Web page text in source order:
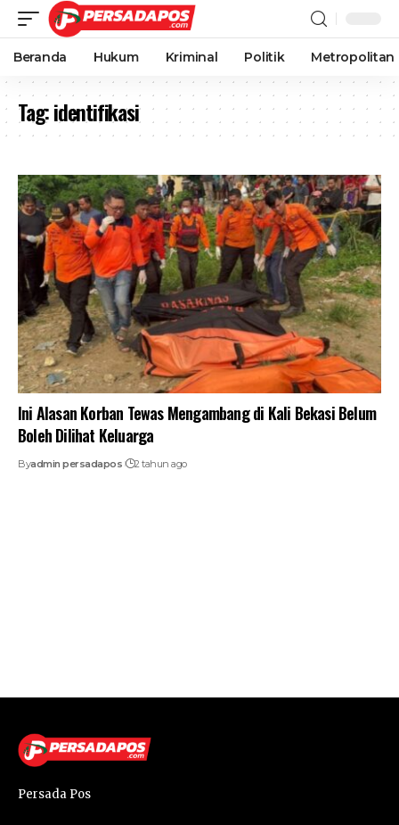
Beranda Hukum Kriminal Politik Metropolitan
Tag:identifikasi
Ini Alasan Korban Tewas Mengambang di Kali Bekasi Belum
Boleh Dilihat Keluarga
Byadmin persadapos 2 tahun ago
Persada Pos